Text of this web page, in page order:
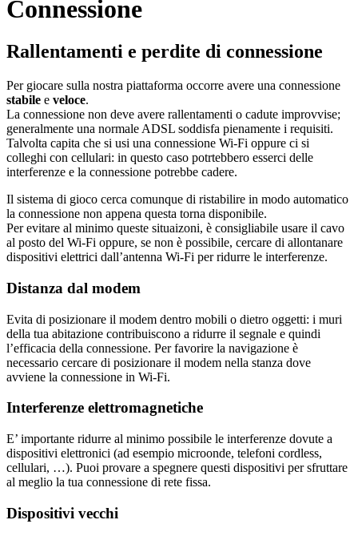
Connessione
Rallentamenti e perdite di connessione
Per giocare sulla nostra piattaforma occorre avere una connessione
stabile e veloce.
La connessione non deve avere rallentamenti o cadute improvvise;
generalmente una normale ADSL soddisfa pienamente i requisiti.
Talvolta capita che si usi una connessione Wi-Fi oppure ci si
colleghi con cellulari: in questo caso potrtebbero esserci delle
interferenze e la connessione potrebbe cadere.
Il sistema di gioco cerca comunque di ristabilire in modo automatico
la connessione non appena questa torna disponibile.
Per evitare al minimo queste situaizoni, è consigliabile usare il cavo
al posto del Wi-Fi oppure, se non è possibile, cercare di allontanare
dispositivi elettrici dall’antenna Wi-Fi per ridurre le interferenze.
Distanza dal modem
Evita di posizionare il modem dentro mobili o dietro oggetti: i muri
della tua abitazione contribuiscono a ridurre il segnale e quindi
l’efficacia della connessione. Per favorire la navigazione è
necessario cercare di posizionare il modem nella stanza dove
avviene la connessione in Wi-Fi.
Interferenze elettromagnetiche
E’ importante ridurre al minimo possibile le interferenze dovute a
dispositivi elettronici (ad esempio microonde, telefoni cordless,
cellulari, …). Puoi provare a spegnere questi dispositivi per sfruttare
al meglio la tua connessione di rete fissa.
Dispositivi vecchi